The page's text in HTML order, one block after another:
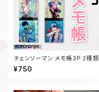
チェンソーマン メモ帳3P 2種類
¥750